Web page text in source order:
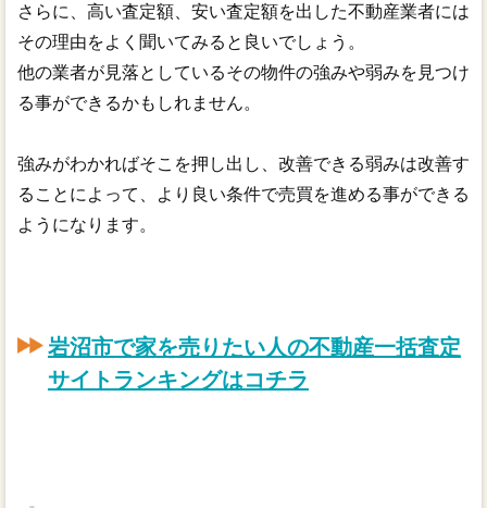
さらに、高い査定額、安い査定額を出した不動産業者には
その理由をよく聞いてみると良いでしょう。
他の業者が見落としているその物件の強みや弱みを見つけ
る事ができるかもしれません。
強みがわかればそこを押し出し、改善できる弱みは改善す
ることによって、より良い条件で売買を進める事ができる
ようになります。
岩沼市で家を売りたい人の不動産一括査定
サイトランキングはコチラ